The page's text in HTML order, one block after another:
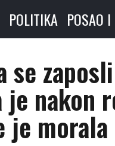
POLITIKA POSAO
se
nakon
morala